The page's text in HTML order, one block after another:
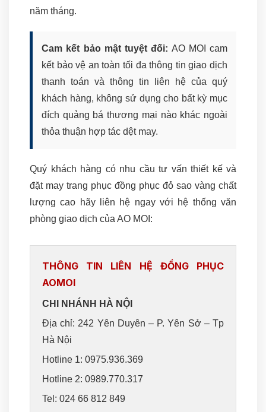
năm tháng.
Cam kết bảo mật tuyệt đối: AO MOI cam
kết bảo vệ an toàn tối đa thông tin giao dịch
thanh toán và thông tin liên hệ của quý
khách hàng, không sử dụng cho bất kỳ mục
đích quảng bá thương mại nào khác ngoài
thỏa thuận hợp tác dệt may.
Quý khách hàng có nhu cầu tư vấn thiết kế và
đặt may trang phục đồng phục đỏ sao vàng chất
lượng cao hãy liên hệ ngay với hệ thống văn
phòng giao dịch của AO MOI:
THÔNG TIN LIÊN HỆ ĐỒNG PHỤC
AOMOI
CHI NHÁNH HÀ NỘI
Địa chỉ: 242 Yên Duyên – P. Yên Sở – Tp
Hà Nội
Hotline 1: 0975.936.369
Hotline 2: 0989.770.317
Tel: 024 66 812 849